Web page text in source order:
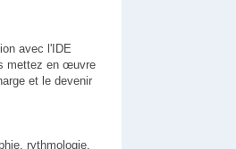
avec l'IDE
mettez en œuvre
et le devenir
rythmologie,